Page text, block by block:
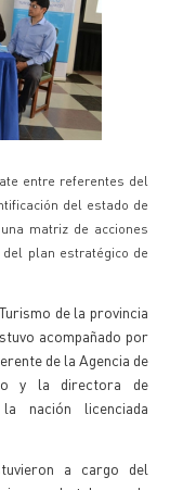
entre referentes del
del estado de
matriz de acciones
plan estratégico de
de la provincia
acompañado por
de la Agencia de
y la directora de
nación licenciada
a cargo del